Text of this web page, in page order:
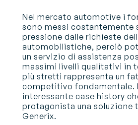
Nel mercato automotive i
sono messi costantemente
pressione dalle richieste
automobilistiche, perciò
un servizio di assistenza
massimi livelli qualitativi in
più stretti rappresenta un
competitivo fondamentale.
interessante case history
protagonista una soluzione
Generix.